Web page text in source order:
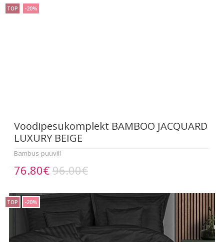
TOP -20%
Voodipesukomplekt BAMBOO JACQUARD
LUXURY BEIGE
Bambus-puuvill
76.80€ 96.00€
TOP -20%